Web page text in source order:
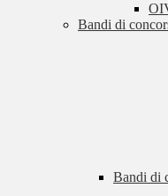
Bandi di
Bandi di